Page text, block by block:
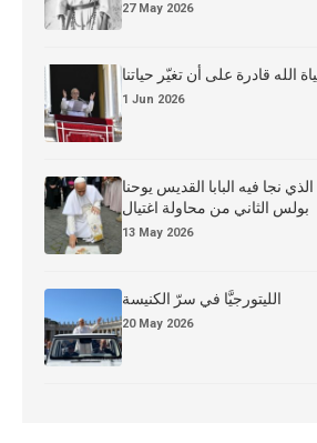
27 May 2026
الله قادرة على أن تغيّر حياتنا
1 Jun 2026
نجا فيه البابا القديس يوحنا
بولس الثاني من محاولة اغتيال
13 May 2026
الليتورجيَّا في سرّ الكنيسة
20 May 2026